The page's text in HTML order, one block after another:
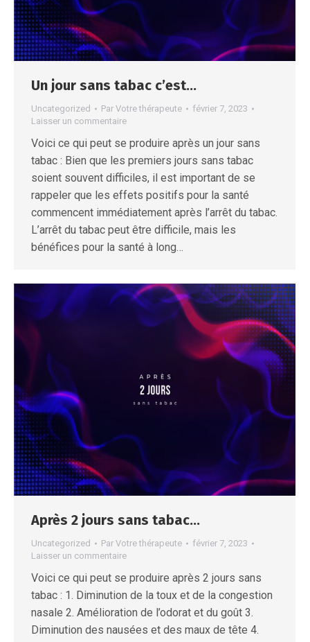
Un jour sans tabac c’est…
Uncategorized Par Votre thérapeute
février 7, 2023
Laisser un commentaire
Voici ce qui peut se produire après un jour sans
tabac : Bien que les premiers jours sans tabac
soient souvent difficiles, il est important de se
rappeler que les effets positifs pour la santé
commencent immédiatement après l’arrêt du tabac.
L’arrêt du tabac peut être difficile, mais les
bénéfices pour la santé à long…
Après 2 jours sans tabac…
Uncategorized Par Votre thérapeute
février 7, 2023
Laisser un commentaire
Voici ce qui peut se produire après 2 jours sans
tabac : 1. Diminution de la toux et de la congestion
nasale 2. Amélioration de l’odorat et du goût 3.
Diminution des nausées et des maux de tête 4.